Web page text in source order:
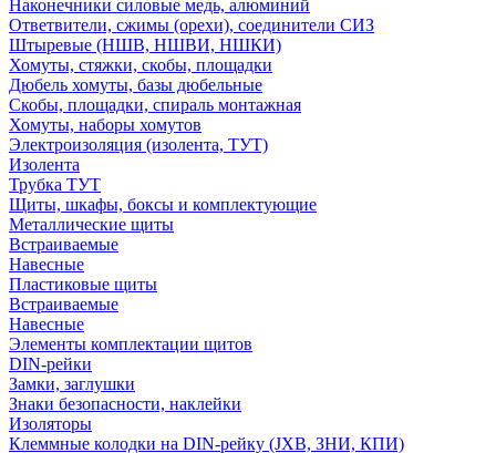
Наконечники силовые медь, алюминий
Ответвители, сжимы (орехи), соединители СИЗ
Штыревые (НШВ, НШВИ, НШКИ)
Хомуты, стяжки, скобы, площадки
Дюбель хомуты, базы дюбельные
Скобы, площадки, спираль монтажная
Хомуты, наборы хомутов
Электроизоляция (изолента, ТУТ)
Изолента
Трубка ТУТ
Щиты, шкафы, боксы и комплектующие
Металлические щиты
Встраиваемые
Навесные
Пластиковые щиты
Встраиваемые
Навесные
Элементы комплектации щитов
DIN-рейки
Замки, заглушки
Знаки безопасности, наклейки
Изоляторы
Клеммные колодки на DIN-рейку (JXB, ЗНИ, КПИ)